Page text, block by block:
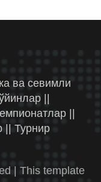
ва севимли
||
||
|| Турнир
| This template